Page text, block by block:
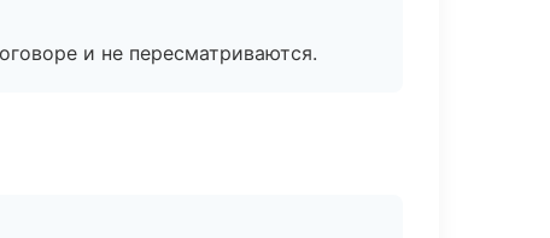
и не пересматриваются.